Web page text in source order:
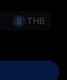
THB